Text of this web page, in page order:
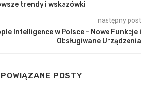
trendy i wskazówki
następny post
Intelligence w Polsce – Nowe Funkcje i
Obsługiwane Urządzenia
POWIĄZANE POSTY